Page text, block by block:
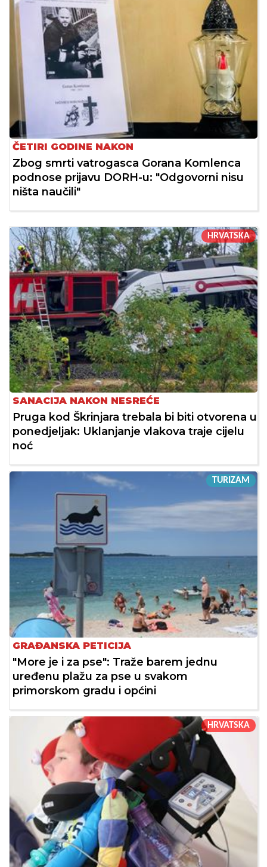
ČETIRI GODINE NAKON
Zbog smrti vatrogasca Gorana Komlenca
podnose prijavu DORH-u: "Odgovorni nisu
ništa naučili"
HRVATSKA
SANACIJA NAKON NESREĆE
Pruga kod Škrinjara trebala bi biti otvorena u
ponedjeljak: Uklanjanje vlakova traje cijelu
noć
TURIZAM
GRAĐANSKA PETICIJA
"More je i za pse": Traže barem jednu
uređenu plažu za pse u svakom
primorskom gradu i općini
HRVATSKA